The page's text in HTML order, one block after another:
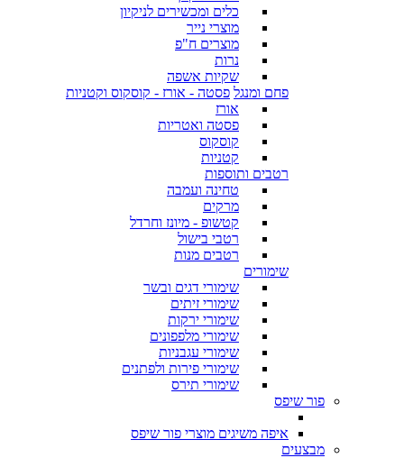
כלים ומכשירים לניקיון
מוצרי נייר
מוצרים ח"פ
נרות
שקיות אשפה
פחם ומנגל פסטה - אורז - קוסקוס וקטניות
אורז
פסטה ואטריות
קוסקוס
קטניות
רטבים ותוספות
טחינה ועמבה
מרקים
קטשופ - מיונז וחרדל
רטבי בישול
רטבים מנות
שימורים
שימורי דגים ובשר
שימורי זיתים
שימורי ירקות
שימורי מלפפונים
שימורי עגבניות
שימורי פירות ולפתנים
שימורי תירס
פור שיפס
איפה משיגים מוצרי פור שיפס
מבצעים